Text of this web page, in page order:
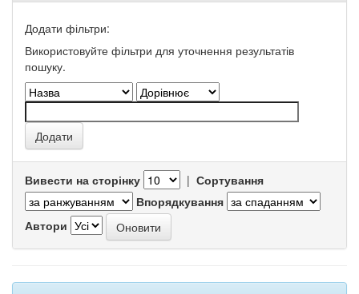
Додати фільтри:
Використовуйте фільтри для уточнення результатів
пошуку.
Вивести на сторінку | Сортування
Впорядкування
Автори